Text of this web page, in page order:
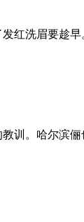
红洗眉要趁
训。哈尔滨